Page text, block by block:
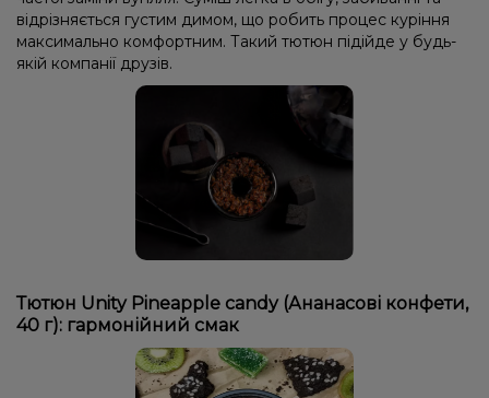
відрізняється густим димом, що робить процес куріння
максимально комфортним. Такий тютюн підійде у будь-
якій компанії друзів.
Тютюн Unity Pineapple candy (Ананасові конфети,
40 г): гармонійний смак